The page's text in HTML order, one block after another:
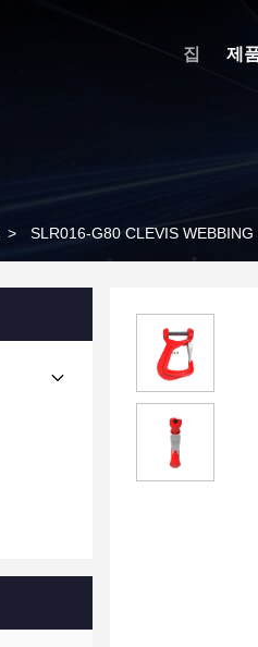
집 제
> SLR016-G80 CLEVIS